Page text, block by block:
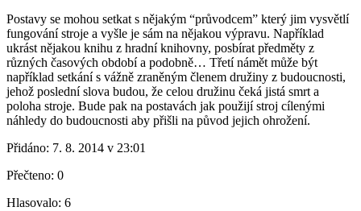
Postavy se mohou setkat s nějakým “průvodcem” který jim vysvětlí
fungování stroje a vyšle je sám na nějakou výpravu. Například
ukrást nějakou knihu z hradní knihovny, posbírat předměty z
různých časových období a podobně… Třetí námět může být
například setkání s vážně zraněným členem družiny z budoucnosti,
jehož poslední slova budou, že celou družinu čeká jistá smrt a
poloha stroje. Bude pak na postavách jak použijí stroj cílenými
náhledy do budoucnosti aby přišli na původ jejich ohrožení.
Přidáno: 7. 8. 2014 v 23:01
Přečteno: 0
Hlasovalo: 6